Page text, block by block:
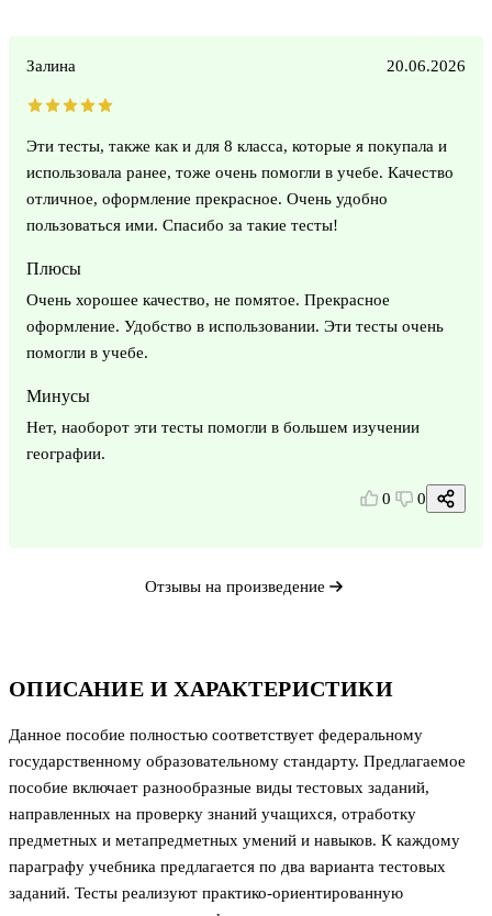
ОПИСАНИЕ И ХАРАКТЕРИСТИКИ
Данное пособие полностью соответствует федеральному
государственному образовательному стандарту. Предлагаемое
пособие включает разнообразные виды тестовых заданий,
направленных на проверку знаний учащихся, отработку
предметных и метапредметных умений и навыков. К каждому
параграфу учебника предлагается по два варианта тестовых
заданий. Тесты реализуют практико-ориентированную
Залина 20.06.2026
Эти тесты, также как и для 8 класса, которые я покупала и
использовала ранее, тоже очень помогли в учебе. Качество
отличное, оформление прекрасное. Очень удобно
пользоваться ими. Спасибо за такие тесты!
Плюсы
Очень хорошее качество, не помятое. Прекрасное
оформление. Удобство в использовании. Эти тесты очень
помогли в учебе.
Минусы
Нет, наоборот эти тесты помогли в большем изучении
географии.
0 0
Отзывы на произведение